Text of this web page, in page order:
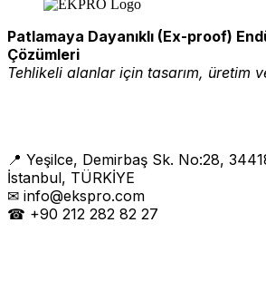
Patlamaya Dayanıklı (Ex-proof)
Çözümleri
Tehlikeli alanlar için tasarım, üretim
📍 Yeşilce, Demirbaş Sk. No:28,
İstanbul, TÜRKİYE
✉ info@ekspro.com
☎ +90 212 282 82 27